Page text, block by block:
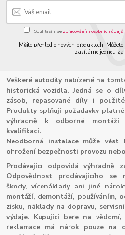
Souhlasím se zpracováním osobních údajů
Mějte přehled o nových produktech.
zasíláme jednou za
Veškeré autodíly nabízené na
historická vozidla. Jedná se o
zásob, repasované díly i
Produkty splňují požadavky
výhradně k odborné montáži
kvalifikací.
Neodborná instalace může
ohrožení bezpečnosti provozu
Prodávající odpovídá výhradně
Odpovědnost prodávajícího se
škody, vícenáklady ani jiné
montáží, demontáží, používáním,
zisku, náklady na dopravu,
výdaje. Kupující bere na
reklamace má nárok pouze na